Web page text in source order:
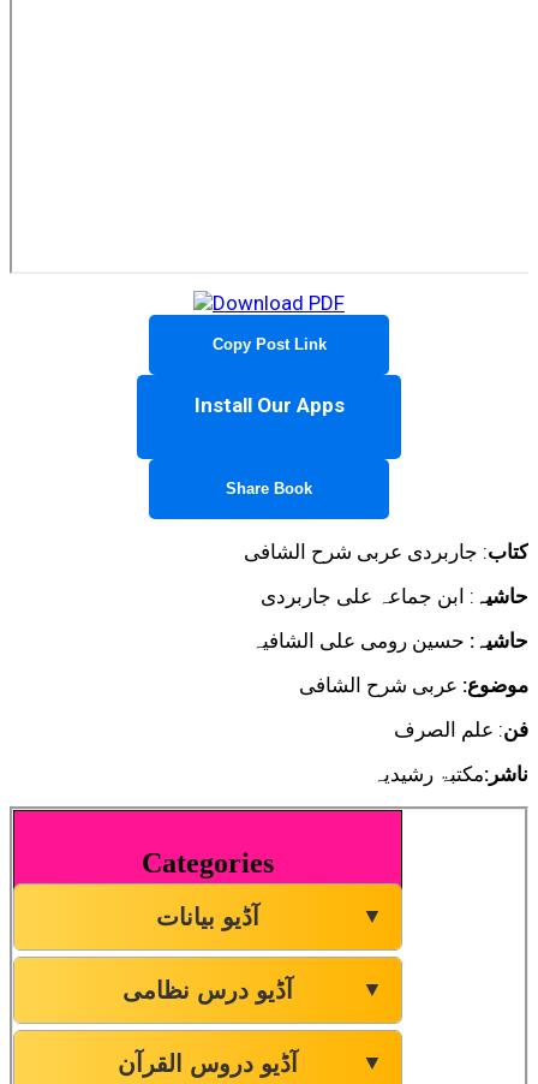
Copy Post Link
Install Our Apps
Share Book
کتاب: جاربردی عربی شرح الشافی
حاشیہ : ابن جماعہ علی جاربردی
حاشیہ: حسین رومی علی الشافیہ
موضوع: عربی شرح الشافی
فن: علم الصرف
ناشر:مکتبۃ رشیدیہ
Categories
آڈیو بیانات ▼
آڈیو درس نظامی ▼
آڈیو دروس القرآن ▼